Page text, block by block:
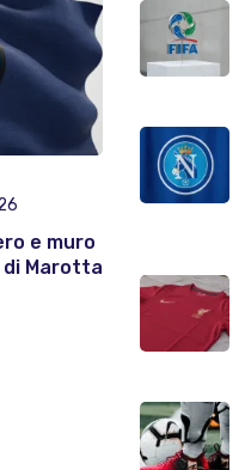
e muro
di Marotta